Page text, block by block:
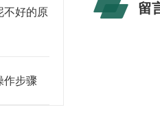
不好的原
作步骤
留